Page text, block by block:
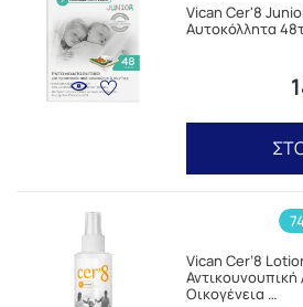
Vican Cer'8
Αυτοκόλλητα
Vican Cer’8
Αντικουνουπική
Οικογένεια …